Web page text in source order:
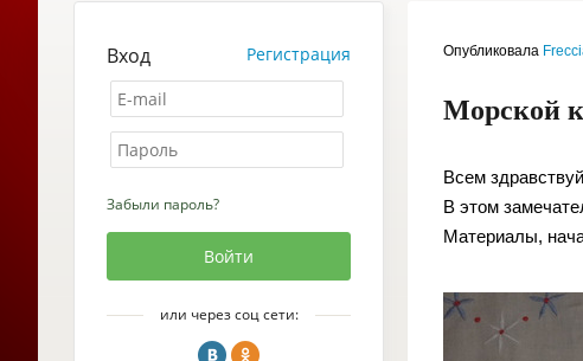
Опубликовала
Морской
Всем
В этом
Материалы,
Вход Регистрация
Забыли пароль?
или через соц сети: